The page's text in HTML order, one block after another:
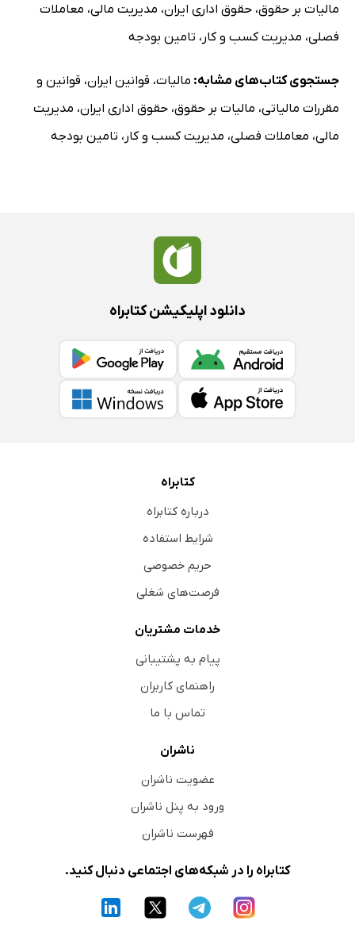
مالیات بر حقوق، حقوق اداری ایران، مدیریت مالی، معاملات
فصلی، مدیریت کسب و کار ، تامین بودجه
جستجوی کتاب‌های مشابه: مالیات، قوانین ایران، قوانین و
مقررات مالیاتی، مالیات بر حقوق، حقوق اداری ایران، مدیریت
مالی، معاملات فصلی، مدیریت کسب و کار ، تامین بودجه
دانلود اپلیکیشن کتابراه
کتابراه
درباره کتابراه
شرایط استفاده
حریم خصوصی
فرصت‌های شغلی
خدمات مشتریان
پیام به پشتیبانی
راهنمای کاربران
تماس با ما
ناشران
عضویت ناشران
ورود به پنل ناشران
فهرست ناشران
کتابراه را در شبکه‌های اجتماعی دنبال کنید.